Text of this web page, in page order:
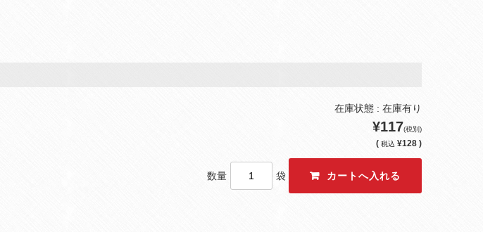
在庫状態 : 在庫有り
¥117(税別)
( 税込 ¥128 )
数量 袋